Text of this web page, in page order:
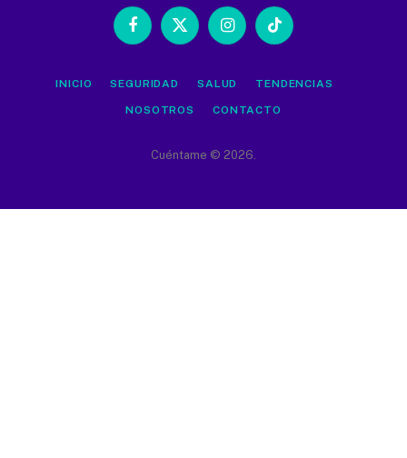
Facebook
X
InstagramTikTok
INICIO SEGURIDAD SALUD TENDENCIAS
NOSOTROS CONTACTO
Cuéntame © 2026.